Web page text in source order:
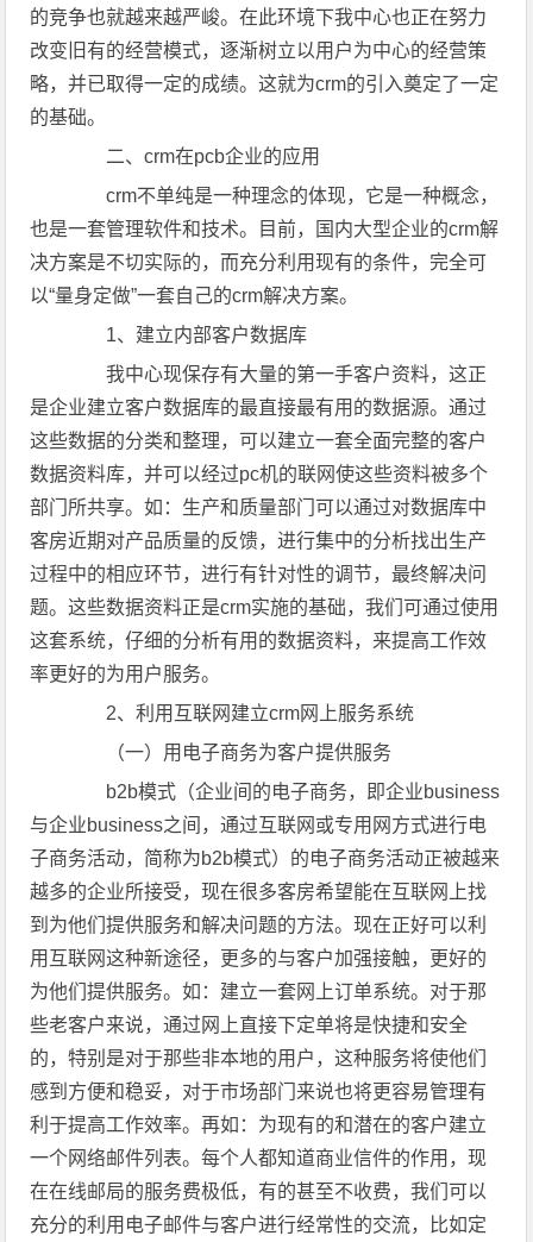
的竞争也就越来越严峻。在此环境下我中心也正在努力
改变旧有的经营模式，逐渐树立以用户为中心的经营策
略，并已取得一定的成绩。这就为crm的引入奠定了一定
的基础。
二、crm在pcb企业的应用
crm不单纯是一种理念的体现，它是一种概念，
也是一套管理软件和技术。目前，国内大型企业的crm解
决方案是不切实际的，而充分利用现有的条件，完全可
以“量身定做”一套自己的crm解决方案。
1、建立内部客户数据库
我中心现保存有大量的第一手客户资料，这正
是企业建立客户数据库的最直接最有用的数据源。通过
这些数据的分类和整理，可以建立一套全面完整的客户
数据资料库，并可以经过pc机的联网使这些资料被多个
部门所共享。如：生产和质量部门可以通过对数据库中
客房近期对产品质量的反馈，进行集中的分析找出生产
过程中的相应环节，进行有针对性的调节，最终解决问
题。这些数据资料正是crm实施的基础，我们可通过使用
这套系统，仔细的分析有用的数据资料，来提高工作效
率更好的为用户服务。
2、利用互联网建立crm网上服务系统
（一）用电子商务为客户提供服务
b2b模式（企业间的电子商务，即企业business
与企业business之间，通过互联网或专用网方式进行电
子商务活动，简称为b2b模式）的电子商务活动正被越来
越多的企业所接受，现在很多客房希望能在互联网上找
到为他们提供服务和解决问题的方法。现在正好可以利
用互联网这种新途径，更多的与客户加强接触，更好的
为他们提供服务。如：建立一套网上订单系统。对于那
些老客户来说，通过网上直接下定单将是快捷和安全
的，特别是对于那些非本地的用户，这种服务将使他们
感到方便和稳妥，对于市场部门来说也将更容易管理有
利于提高工作效率。再如：为现有的和潜在的客户建立
一个网络邮件列表。每个人都知道商业信件的作用，现
在在线邮局的服务费极低，有的甚至不收费，我们可以
充分的利用电子邮件与客户进行经常性的交流，比如定